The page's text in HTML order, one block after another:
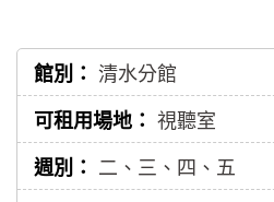
清水分館
視聽室
二、三、四、五